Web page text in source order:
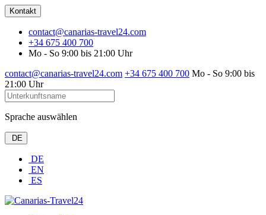
Kontakt
contact@canarias-travel24.com
+34 675 400 700
Mo - So 9:00 bis 21:00 Uhr
contact@canarias-travel24.com +34 675 400 700 Mo - So 9:00 bis
21:00 Uhr
Sprache auswählen
DE
DE
EN
ES